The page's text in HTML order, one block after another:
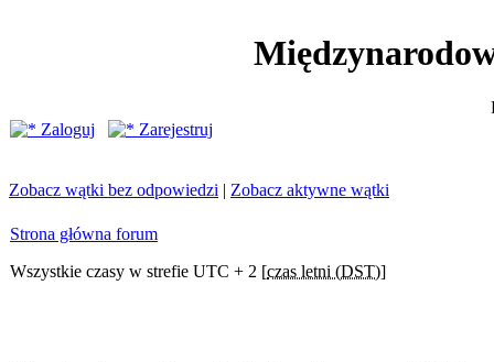
Zaloguj
Zarejestruj
Zobacz wątki bez odpowiedzi | Zobacz aktywne wątki
Strona główna forum
Wszystkie czasy w strefie UTC + 2 [czas letni (DST)]